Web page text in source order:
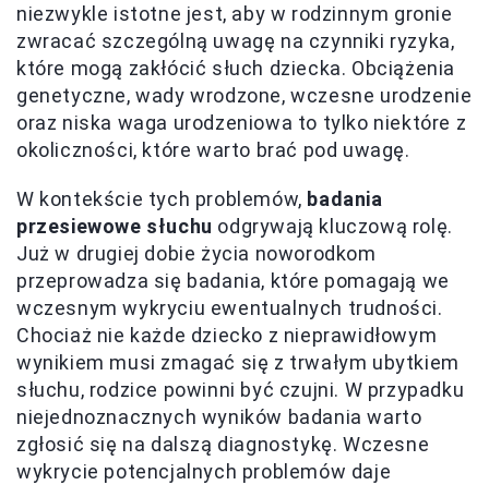
niezwykle istotne jest, aby w rodzinnym gronie
zwracać szczególną uwagę na czynniki ryzyka,
które mogą zakłócić słuch dziecka. Obciążenia
genetyczne, wady wrodzone, wczesne urodzenie
oraz niska waga urodzeniowa to tylko niektóre z
okoliczności, które warto brać pod uwagę.
W kontekście tych problemów, badania
przesiewowe słuchu odgrywają kluczową rolę.
Już w drugiej dobie życia noworodkom
przeprowadza się badania, które pomagają we
wczesnym wykryciu ewentualnych trudności.
Chociaż nie każde dziecko z nieprawidłowym
wynikiem musi zmagać się z trwałym ubytkiem
słuchu, rodzice powinni być czujni. W przypadku
niejednoznacznych wyników badania warto
zgłosić się na dalszą diagnostykę. Wczesne
wykrycie potencjalnych problemów daje